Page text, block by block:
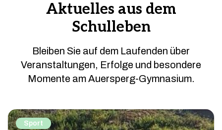
Aktuelles aus dem
Schulleben
Bleiben Sie auf dem Laufenden über
Veranstaltungen, Erfolge und besondere
Momente am Auersperg-Gymnasium.
Sport